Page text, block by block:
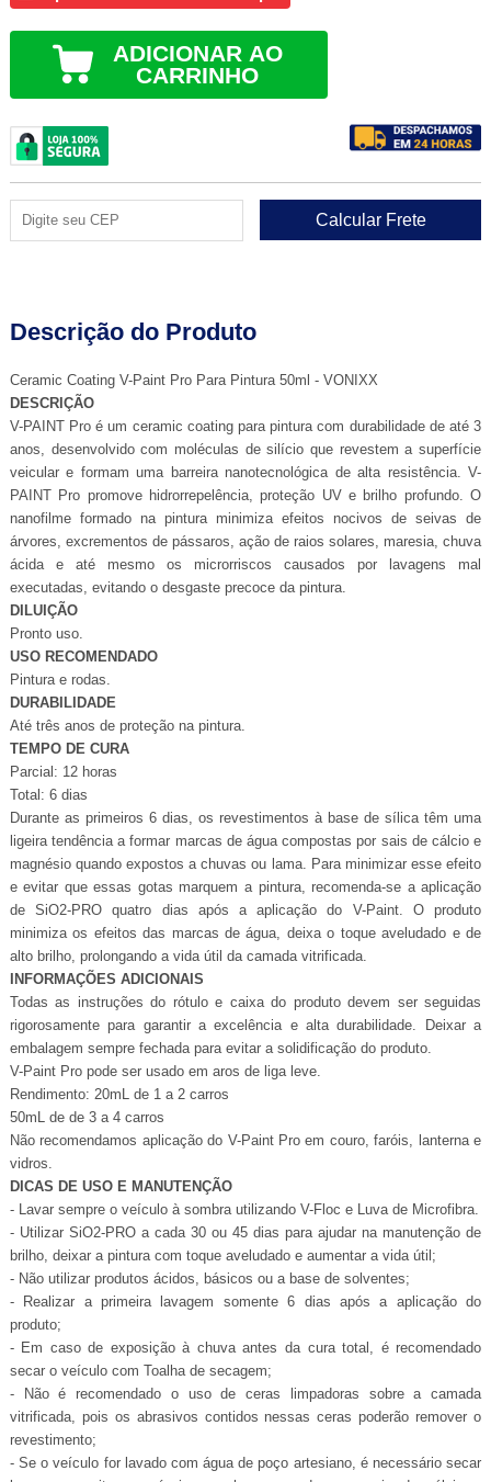
ADICIONAR AO
CARRINHO
Descrição do Produto
Ceramic Coating V-Paint Pro Para Pintura 50ml - VONIXX
DESCRIÇÃO
V-PAINT Pro é um ceramic coating para pintura com durabilidade de até 3
anos, desenvolvido com moléculas de silício que revestem a superfície
veicular e formam uma barreira nanotecnológica de alta resistência. V-
PAINT Pro promove hidrorrepelência, proteção UV e brilho profundo. O
nanofilme formado na pintura minimiza efeitos nocivos de seivas de
rvores, excrementos de pássaros, ação de raios solares, maresia, chuva
cida e até mesmo os microrriscos causados por lavagens mal
executadas, evitando o desgaste precoce da pintura.
DILUIÇÃO
Pronto uso.
USO RECOMENDADO
Pintura e rodas.
DURABILIDADE
Até três anos de proteção na pintura.
TEMPO DE CURA
Parcial: 12 horas
Total: 6 dias
Durante as primeiros 6 dias, os revestimentos à base de sílica têm uma
ligeira tendência a formar marcas de água compostas por sais de cálcio e
magnésio quando expostos a chuvas ou lama. Para minimizar esse efeito
e evitar que essas gotas marquem a pintura, recomenda-se a aplicação
de SiO2-PRO quatro dias após a aplicação do V-Paint. O produto
minimiza os efeitos das marcas de água, deixa o toque aveludado e de
alto brilho, prolongando a vida útil da camada vitrificada.
INFORMAÇÕES ADICIONAIS
Todas as instruções do rótulo e caixa do produto devem ser seguidas
rigorosamente para garantir a excelência e alta durabilidade. Deixar a
embalagem sempre fechada para evitar a solidificação do produto.
V-Paint Pro pode ser usado em aros de liga leve.
Rendimento: 20mL de 1 a 2 carros
50mL de de 3 a 4 carros
Não recomendamos aplicação do V-Paint Pro em couro, faróis, lanterna e
vidros.
DICAS DE USO E MANUTENÇÃO
- Lavar sempre o veículo à sombra utilizando V-Floc e Luva de Microfibra.
- Utilizar SiO2-PRO a cada 30 ou 45 dias para ajudar na manutenção de
brilho, deixar a pintura com toque aveludado e aumentar a vida útil;
- Não utilizar produtos ácidos, básicos ou a base de solventes;
- Realizar a primeira lavagem somente 6 dias após a aplicação do
produto;
- Em caso de exposição à chuva antes da cura total, é recomendado
secar o veículo com Toalha de secagem;
- Não é recomendado o uso de ceras limpadoras sobre a camada
vitrificada, pois os abrasivos contidos nessas ceras poderão remover o
revestimento;
- Se o veículo for lavado com água de poço artesiano, é necessário secar